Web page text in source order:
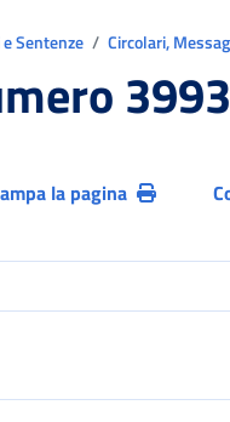
Sentenze Circolari,
la pagina